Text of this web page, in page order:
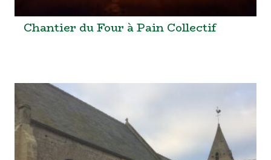
Chantier du Four à Pain Collectif